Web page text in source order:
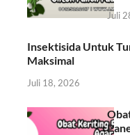
Juli
Insektisida Untuk
Maksimal
Juli 18, 2026